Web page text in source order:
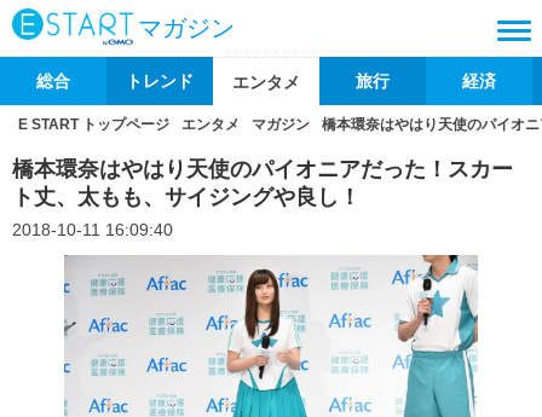
マガジン
総合 トレンド エンタメ 旅行 経済
E START トップページ エンタメ マガジン 橋本環奈はやはり天使のパイオ
橋本環奈はやはり天使のパイオニアだった！スカー
ト丈、太もも、サイジングや良し！
2018-10-11 16:09:40